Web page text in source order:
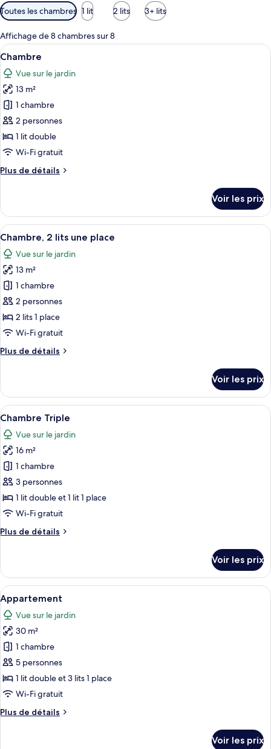
Filtres
disponibles
pour
les
chambres
Toutes les chambres 1 lit 2 lits 3+ lits
Affichage de 8 chambres sur 8
Afficher
toutes
les
photos
pour
ce
type
de
chambre :
Chambre
Une chambre d’hôtel comprenant
9
Chambre
Vue sur le jardin
13 m²
1 chambre
2 personnes
1 lit double
Wi-Fi gratuit
Plus de détails
Plus
le
type
de
chambre
Chambre
Voir les prix
Afficher
toutes
les
photos
pour
ce
type
de
chambre :
Chambre,
une
place
Une chambre d’hôtel avec deux lits,
5
Chambre, 2 lits une place
Vue sur le jardin
13 m²
1 chambre
2 personnes
2 lits 1 place
Wi-Fi gratuit
Plus de détails
Plus
le
type
de
chambre
Chambre,
2
lits
une
place
Voir les prix
Afficher
toutes
les
photos
pour
ce
type
de
chambre :
Chambre
Une pièce avec deux lits, une
7
Chambre Triple
Vue sur le jardin
16 m²
1 chambre
3 personnes
1 lit double et 1 lit 1 place
Wi-Fi gratuit
Plus de détails
Plus
le
type
de
chambre
Chambre
Triple
Voir les prix
Afficher
toutes
les
photos
pour
ce
type
de
chambre :
Appartement
Une pièce avec deux lits, une
7
Appartement
Vue sur le jardin
30 m²
1 chambre
5 personnes
1 lit double et 3 lits 1 place
Wi-Fi gratuit
Plus de détails
Plus
Voir les prix